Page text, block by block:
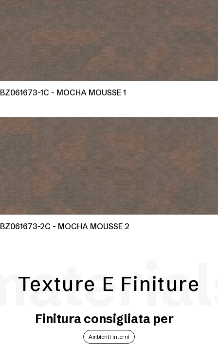
BZ061673-1C - MOCHA MOUSSE 1
BZ061673-2C - MOCHA MOUSSE 2
Texture E Finiture
Finitura consigliata per
Ambienti interni